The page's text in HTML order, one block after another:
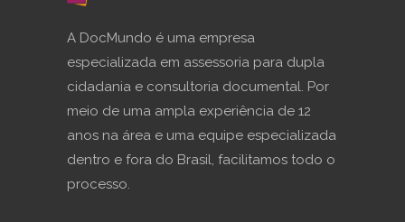
A DocMundo é uma empresa
especializada em assessoria para dupla
cidadania e consultoria documental. Por
meio de uma ampla experiência de 12
anos na área e uma equipe especializada
dentro e fora do Brasil, facilitamos todo o
processo.